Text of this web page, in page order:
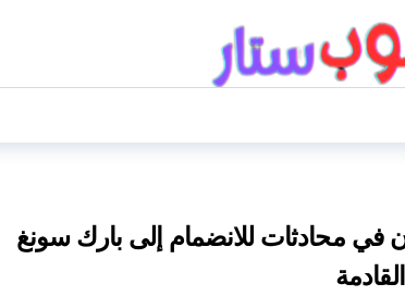
محادثات للانضمام إلى بارك سونغ